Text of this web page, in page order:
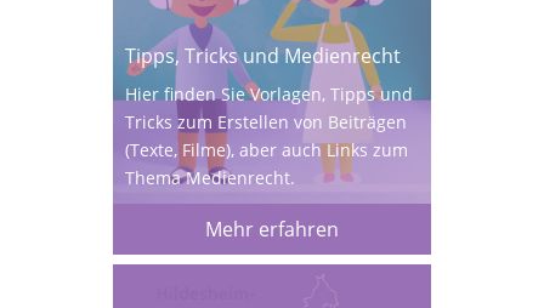
Tipps, Tricks und Medienrecht
Hier finden Sie Vorlagen, Tipps und
Tricks zum Erstellen von Beiträgen
(Texte, Filme), aber auch Links zum
Thema Medienrecht.
Mehr erfahren